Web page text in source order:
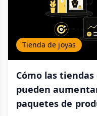
Tienda de joyas
Cómo las
pueden
paquetes de